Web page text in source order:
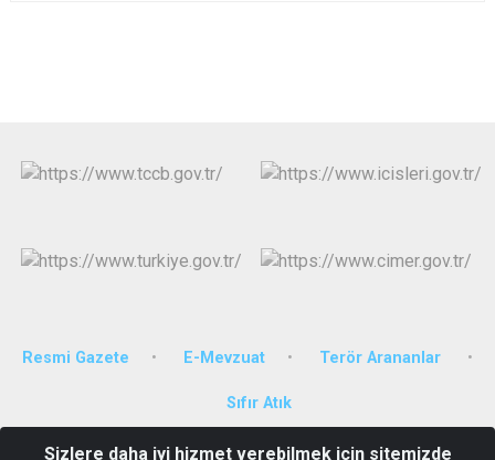
Resmi Gazete E-Mevzuat Terör Arananlar
Sıfır Atık
Sizlere daha iyi hizmet verebilmek için sitemizde